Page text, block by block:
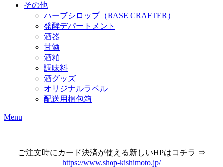
その他
ハーブシロップ（BASE CRAFTER）
発酵デパートメント
酒器
甘酒
酒粕
調味料
酒グッズ
オリジナルラベル
配送用梱包箱
Menu
ご注文時にカード決済が使える新しいHPはコチラ ⇒
https://www.shop-kishimoto.jp/